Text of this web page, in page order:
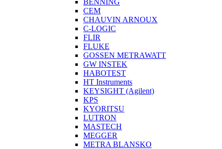
CEM
CHAUVIN ARNOUX
C-LOGIC
FLIR
FLUKE
GOSSEN METRAWATT
GW INSTEK
HABOTEST
HT Instruments
KEYSIGHT (Agilent)
KPS
KYORITSU
LUTRON
MASTECH
MEGGER
METRA BLANSKO